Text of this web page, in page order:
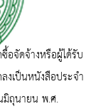
อจัดจ้างหรือผู้ได้รับ
งเป็นหนังสือประจำ
มิถุนายน พ.ศ.